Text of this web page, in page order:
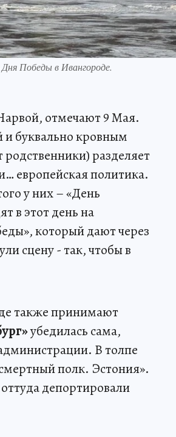
Победы в Ивангороде.
отмечают 9 Мая.
и буквально кровным
разделяет
европейская политика.
у них – «День
в этот день на
который дают через
сцену - так, чтобы в
также принимают
убедилась сама,
В толпе
полк. Эстония».
депортировали